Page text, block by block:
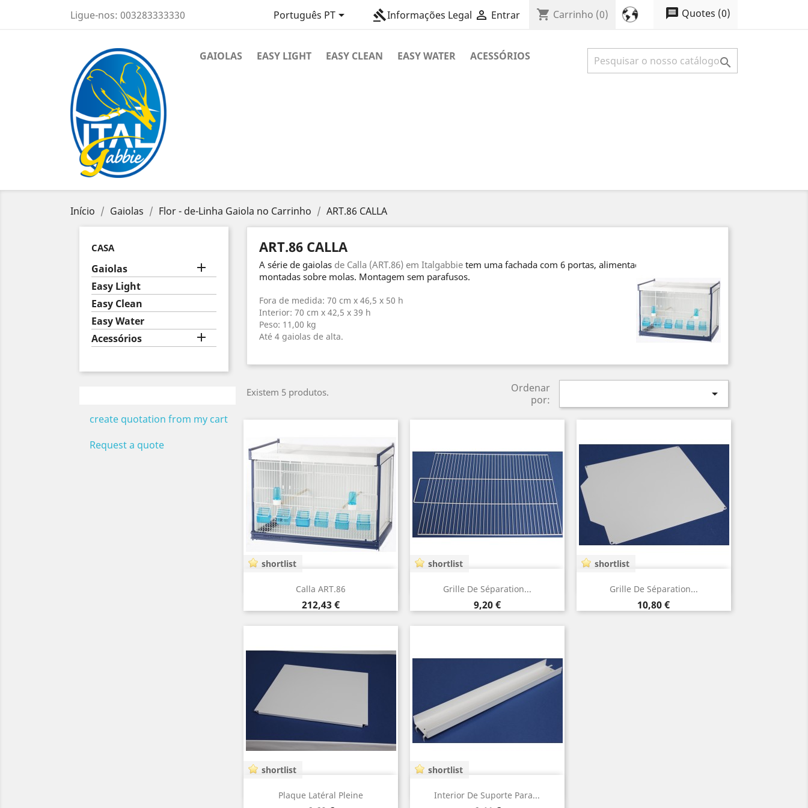
Ligue-nos: 003283333330 Português PT gavelInformações Legal  Entrar shopping_cart Carrinho (0) message Quotes (0)

GAIOLAS EASY LIGHT EASY CLEAN EASY WATER ACESSÓRIOS
Início Gaiolas Flor - de-Linha Gaiola no Carrinho ART.86 CALLA
CASA
Gaiolas 
Easy Light
Easy Clean
Easy Water
Acessórios

create quotation from my cart
Request a quote
ART.86 CALLA
A série de gaiolas de Calla (ART.86) em Italgabbietem uma fachada com 6 portas, alimentadores, 4 portas, são
montadas sobre molas. Montagem sem parafusos.
Fora de medida: 70 cm x 46,5 x 50 h
Interior: 70 cm x 42,5 x 39 h
Peso: 11,00 kg
Até 4 gaiolas de alta.
Existem 5 produtos.
Ordenar
por:

Calla ART.86
Preço
212,43 €
shortlist
Grille De Séparation...
Preço
9,20 €
shortlist
 Grille De Séparation...
Preço
10,80 €
shortlist

Plaque Latéral Pleine
shortlist
Interior De Suporte Para...
shortlist
